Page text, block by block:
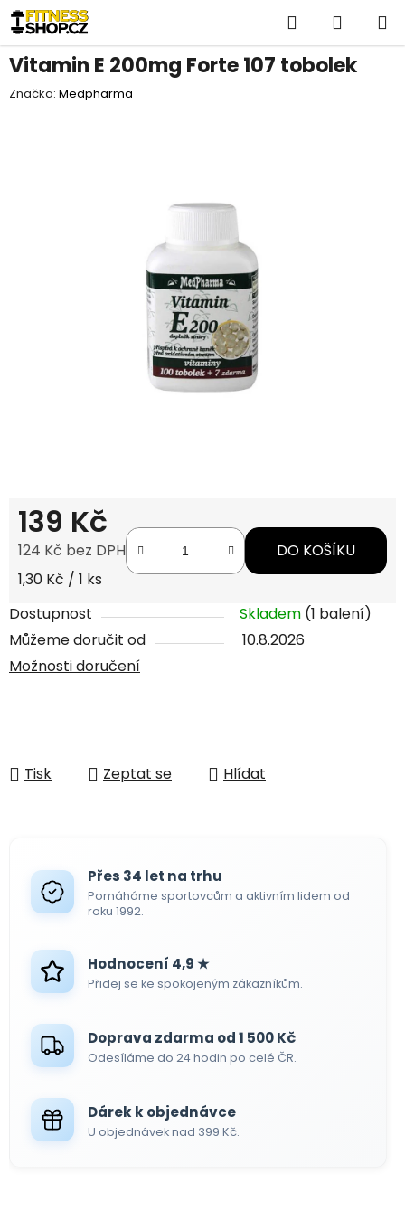
Přejít
na
obsah
Hledat
KOŠÍK
139 Kč
124 Kč bez DPH
Měrná cena:
1,30 Kč / 1 ks
DO KOŠÍKU
Dostupnost Skladem (1 balení)
Můžeme doručit od
10.8.2026
Možnosti doručení
Tisk Zeptat se Hlídat
Vitamin E 200mg Forte 107 tobolek
Značka: Medpharma
Přes 34 let na trhu
Pomáháme sportovcům a aktivním lidem od
roku 1992.
Hodnocení 4,9 ★
Přidej se ke spokojeným zákazníkům.
Doprava zdarma od 1 500 Kč
Odesíláme do 24 hodin po celé ČR.
Dárek k objednávce
U objednávek nad 399 Kč.